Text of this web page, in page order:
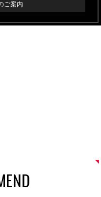
ご案内